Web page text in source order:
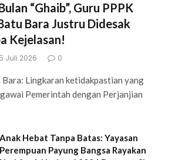
“Ghaib”, Guru PPPK
Bara Justru Didesak
Kejelasan!
Juli 2026 0
Bara: Lingkaran ketidakpastian yang
Pemerintah dengan Perjanjian
Anak Hebat Tanpa Batas: Yayasan
Perempuan Payung Bangsa Rayakan